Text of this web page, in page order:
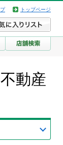
トップページ
動産